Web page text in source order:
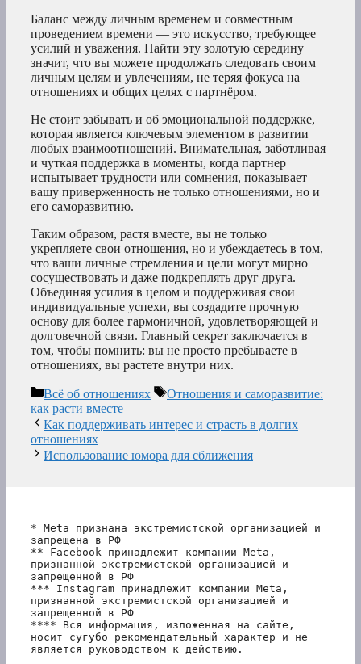
Баланс между личным временем и совместным
проведением времени — это искусство, требующее
усилий и уважения. Найти эту золотую середину
значит, что вы можете продолжать следовать своим
личным целям и увлечениям, не теряя фокуса на
отношениях и общих целях с партнёром.
Не стоит забывать и об эмоциональной поддержке,
которая является ключевым элементом в развитии
любых взаимоотношений. Внимательная, заботливая
и чуткая поддержка в моменты, когда партнер
испытывает трудности или сомнения, показывает
вашу приверженность не только отношениями, но и
его саморазвитию.
Таким образом, растя вместе, вы не только
укрепляете свои отношения, но и убеждаетесь в том,
что ваши личные стремления и цели могут мирно
сосуществовать и даже подкреплять друг друга.
Объединяя усилия в целом и поддерживая свои
индивидуальные успехи, вы создадите прочную
основу для более гармоничной, удовлетворяющей и
долговечной связи. Главный секрет заключается в
том, чтобы помнить: вы не просто пребываете в
отношениях, вы растете внутри них.
Рубрики
Всё об отношениях Метки
Отношения и саморазвитие:
как расти вместе
Как поддерживать интерес и страсть в долгих
отношениях
Использование юмора для сближения
* Meta признана экстремистской организацией и
запрещена в РФ
** Facebook принадлежит компании Meta,
признанной экстремистской организацией и
запрещенной в РФ
*** Instagram принадлежит компании Meta,
признанной экстремистской организацией и
запрещенной в РФ
**** Вся информация, изложенная на сайте,
носит сугубо рекомендательный характер и не
является руководством к действию.